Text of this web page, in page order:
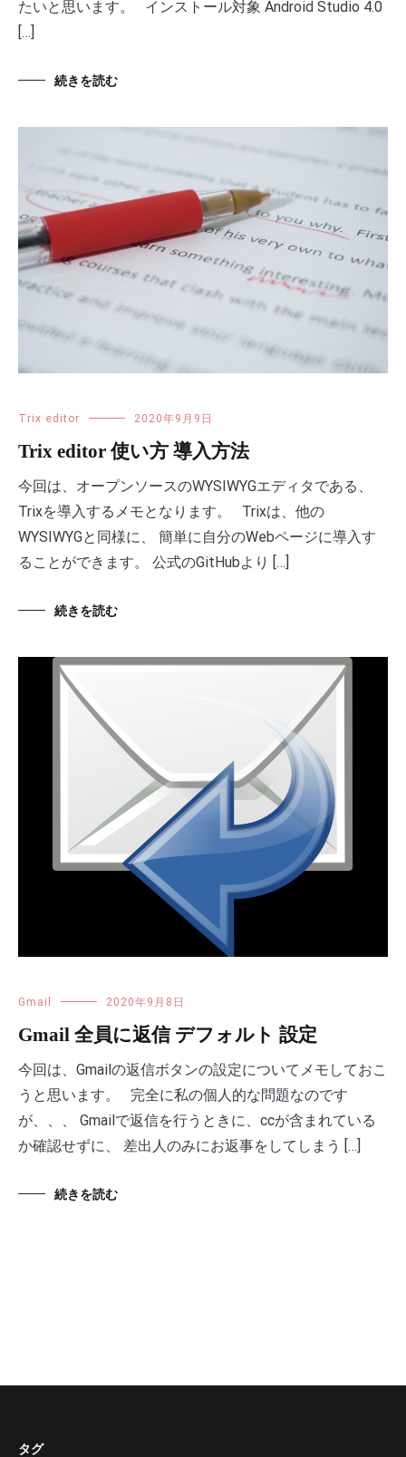
たいと思います。 インストール対象 Android Studio 4.0
[…]
続きを読む
Trix editor 2020年9月9日
Trix editor 使い方 導入方法
今回は、オープンソースのWYSIWYGエディタである、
Trixを導入するメモとなります。 Trixは、他の
WYSIWYGと同様に、 簡単に自分のWebページに導入す
ることができます。 公式のGitHubより […]
続きを読む
Gmail 2020年9月8日
Gmail 全員に返信 デフォルト 設定
今回は、Gmailの返信ボタンの設定についてメモしておこ
うと思います。 完全に私の個人的な問題なのです
が、、、 Gmailで返信を行うときに、ccが含まれている
か確認せずに、 差出人のみにお返事をしてしまう […]
続きを読む
タグ